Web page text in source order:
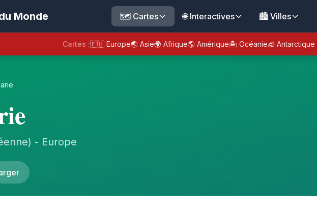
Monde 🗺️ Cartes 🌐 Interactives 🏙️ Villes
Cartes :🇪🇺 Europe🌏 Asie🌍 Afrique🌎 Amérique🏝️ Océanie🧊 Antarctique
- Europe